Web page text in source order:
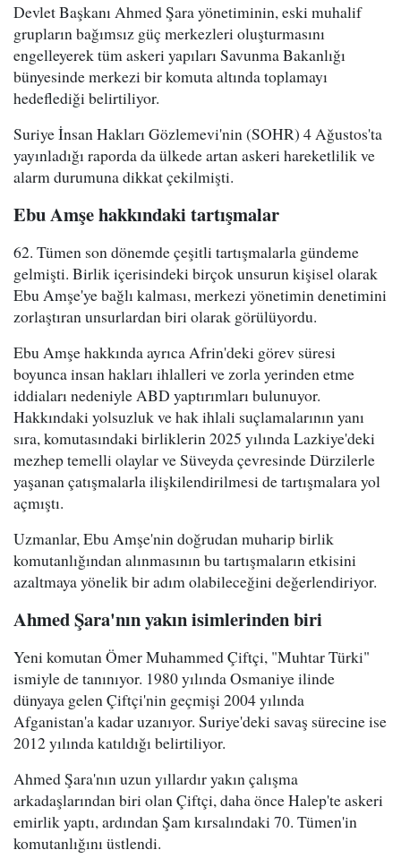
Devlet Başkanı Ahmed Şara yönetiminin, eski muhalif
grupların bağımsız güç merkezleri oluşturmasını
engelleyerek tüm askeri yapıları Savunma Bakanlığı
bünyesinde merkezi bir komuta altında toplamayı
hedeflediği belirtiliyor.
Suriye İnsan Hakları Gözlemevi'nin (SOHR) 4 Ağustos'ta
yayınladığı raporda da ülkede artan askeri hareketlilik ve
alarm durumuna dikkat çekilmişti.
Ebu Amşe hakkındaki tartışmalar
62. Tümen son dönemde çeşitli tartışmalarla gündeme
gelmişti. Birlik içerisindeki birçok unsurun kişisel olarak
Ebu Amşe'ye bağlı kalması, merkezi yönetimin denetimini
zorlaştıran unsurlardan biri olarak görülüyordu.
Ebu Amşe hakkında ayrıca Afrin'deki görev süresi
boyunca insan hakları ihlalleri ve zorla yerinden etme
iddiaları nedeniyle ABD yaptırımları bulunuyor.
Hakkındaki yolsuzluk ve hak ihlali suçlamalarının yanı
sıra, komutasındaki birliklerin 2025 yılında Lazkiye'deki
mezhep temelli olaylar ve Süveyda çevresinde Dürzilerle
yaşanan çatışmalarla ilişkilendirilmesi de tartışmalara yol
açmıştı.
Uzmanlar, Ebu Amşe'nin doğrudan muharip birlik
komutanlığından alınmasının bu tartışmaların etkisini
azaltmaya yönelik bir adım olabileceğini değerlendiriyor.
Ahmed Şara'nın yakın isimlerinden biri
Yeni komutan Ömer Muhammed Çiftçi, "Muhtar Türki"
ismiyle de tanınıyor. 1980 yılında Osmaniye ilinde
dünyaya gelen Çiftçi'nin geçmişi 2004 yılında
Afganistan'a kadar uzanıyor. Suriye'deki savaş sürecine ise
2012 yılında katıldığı belirtiliyor.
Ahmed Şara'nın uzun yıllardır yakın çalışma
arkadaşlarından biri olan Çiftçi, daha önce Halep'te askeri
emirlik yaptı, ardından Şam kırsalındaki 70. Tümen'in
komutanlığını üstlendi.